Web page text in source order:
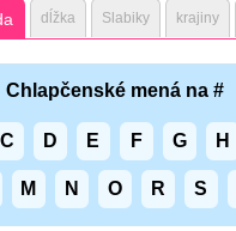
dĺžka Slabiky krajiny
Chlapčenské mená na #
C D E F G H
M N O R S